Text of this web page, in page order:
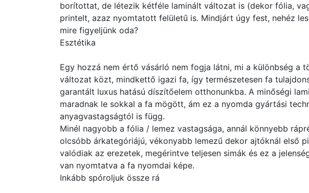
borítottat, de létezik kétféle laminált változat is (dekor fólia,
printelt, azaz nyomtatott felületű is. Mindjárt úgy fest, nehéz
mire figyeljünk oda?
Esztétika
Egy hozzá nem értő vásárló nem fogja látni, mi a különbség a
változat közt, mindkettő igazi fa, így természetesen fa
garantált luxus hatású díszítőelem otthonunkba. A minőségi
maradnak le sokkal a fa mögött, ám ez a nyomda gyártási
anyagvastagságtól is függ.
Minél nagyobb a fólia / lemez vastagsága, annál könnyebb
olcsóbb árkategóriájú, vékonyabb lemezű dekor ajtóknál első
valódiak az erezetek, megérintve teljesen simák és ez a
van nyomtatva a fa nyomdai képe.
Inkább spóroljuk össze rá